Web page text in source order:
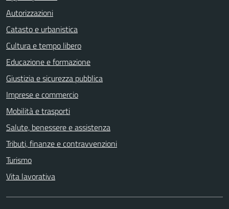
Autorizzazioni
Catasto e urbanistica
Cultura e tempo libero
Educazione e formazione
Giustizia e sicurezza pubblica
Imprese e commercio
Mobilità e trasporti
Salute, benessere e assistenza
Tributi, finanze e contravvenzioni
Turismo
Vita lavorativa